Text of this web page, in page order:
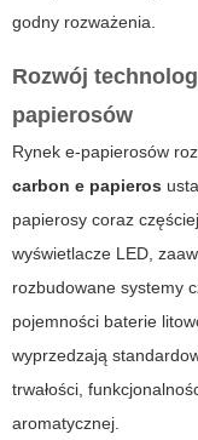
godny rozważenia.
Rozwój
papierosów
Rynek e-papierosów
carbon e papieros
papierosy coraz
wyświetlacze LED,
rozbudowane systemy
pojemności baterie
wyprzedzają
trwałości,
aromatycznej.